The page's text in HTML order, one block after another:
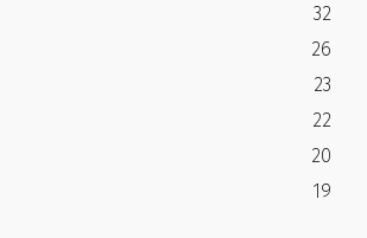
32
26
23
22
20
19